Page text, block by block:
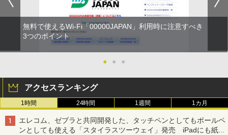
無料で使えるWi-Fi「00000JAPAN」利用時に注意すべき
3つのポイント
● ● ●
アクセスランキング
1時間 24時間 1週間 1カ月
エレコム、ゼブラと共同開発した、タッチペンとしてもボールペ
ンとしても使える「スタイラスツーウェイ」発売 iPadにも紙に